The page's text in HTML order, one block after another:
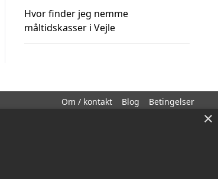
Hvor finder jeg nemme
måltidskasser i Vejle
Om / kontakt Blog Betingelser
×